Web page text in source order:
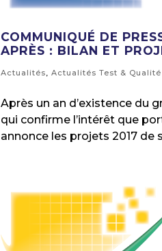
COMMUNIQUÉ DE
APRÈS : BILAN ET
Actualités,Actualités Test &
Après un an d’existence du
qui confirme l’intérêt que
annonce les projets 2017